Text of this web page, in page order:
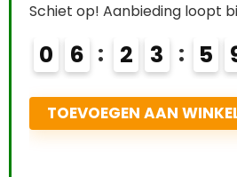
Schiet op! Aanbieding loopt
0 6 2 3 5
TOEVOEGEN AAN